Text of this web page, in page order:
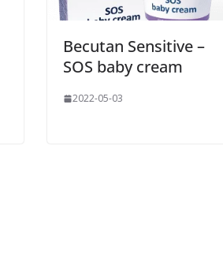
Becutan Sensitive –
SOS baby cream
2022-05-03